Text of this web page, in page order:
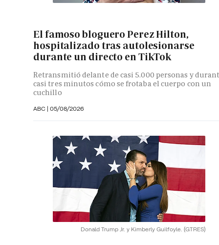
El famoso bloguero Perez Hilton,
hospitalizado tras autolesionarse
durante un directo en TikTok
Retransmitió delante de casi 5.000 personas y
casi tres minutos cómo se frotaba el cuerpo con un
cuchillo
ABC | 05/08/2026
Donald Trump Jr. y Kimberly Guilfoyle. (GTRES)